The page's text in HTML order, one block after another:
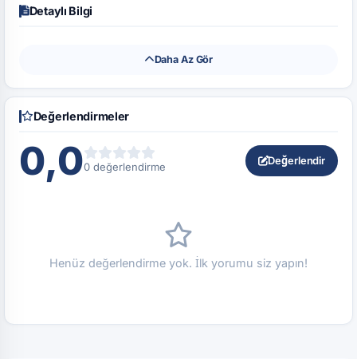
Detaylı Bilgi
Daha Az Gör
Değerlendirmeler
0,00 değerlendirme Değerlendir
Henüz değerlendirme yok. İlk yorumu siz yapın!